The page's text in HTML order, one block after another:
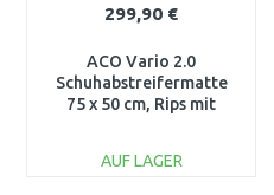
299,90 €
ACO Vario 2.0
Schuhabstreifermatte
75 x 50 cm, Rips mit
AUF LAGER